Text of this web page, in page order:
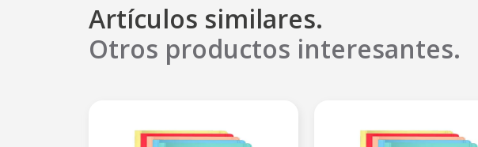
Artículos similares.
Otros productos interesantes.